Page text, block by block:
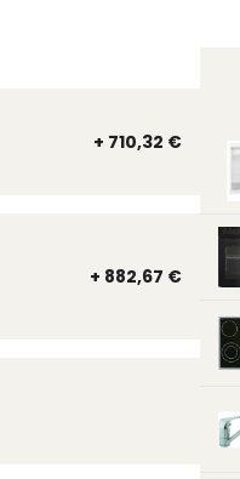
+ 710,32 €
+ 882,67 €